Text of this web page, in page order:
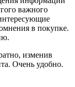
важного
в покупке.
изменив
Очень удобно.